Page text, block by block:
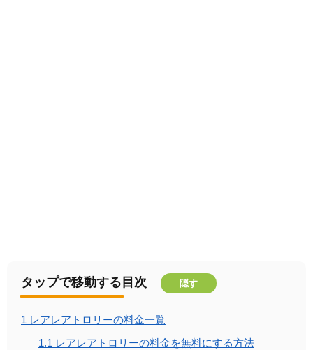
タップで移動する目次 隠す
1 レアレアトロリーの料金一覧
1.1 レアレアトロリーの料金を無料にする方法